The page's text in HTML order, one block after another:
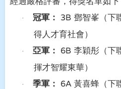
· 冠軍： 3B 鄧智峯（下
得人才育社會）
· 亞軍： 6B 李穎彤（下
揮才智耀東華）
· 季軍： 6A 黃喜蜂（下